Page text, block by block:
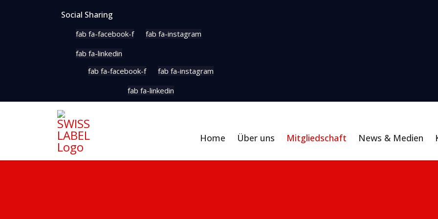
Social Sharing
fab fa-facebook-f
fab fa-instagram
fab fa-linkedin
fab fa-facebook-f
fab fa-instagram
fab fa-linkedin
Home Über uns Mitgliedschaft News & Medien